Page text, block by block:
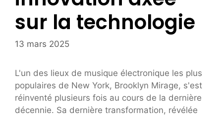
sur la technologie
13 mars 2025
L'un des lieux de musique électronique les plus
populaires de New York, Brooklyn Mirage, s'est
réinventé plusieurs fois au cours de la dernière
décennie. Sa dernière transformation, révélée